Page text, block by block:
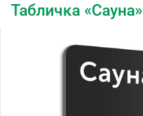
Табличка «Сауна»